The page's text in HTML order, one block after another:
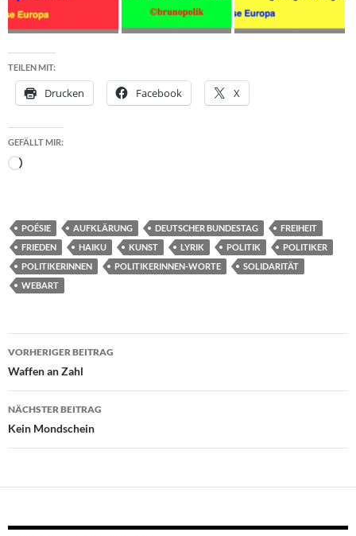
TEILEN MIT:
Drucken Facebook X
GEFÄLLT MIR:
Wird
POÉSIE AUFKLÄRUNG DEUTSCHER BUNDESTAG
FREIHEIT
FRIEDEN
HAIKU KUNST LYRIK POLITIK
POLITIKER
POLITIKERINNEN
POLITIKERINNEN-WORTE
SOLIDARITÄT
WEBART
Beitragsnavigation
VORHERIGER BEITRAG
Waffen an Zahl
NÄCHSTER BEITRAG
Kein Mondschein